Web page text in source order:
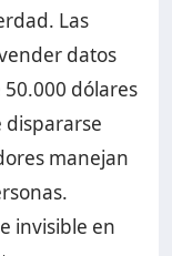
Las
datos
dólares
manejan
invisible en